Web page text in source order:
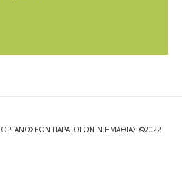
ΟΡΓΑΝΩΣΕΩΝ ΠΑΡΑΓΩΓΩΝ Ν.ΗΜΑΘΙΑΣ ©2022